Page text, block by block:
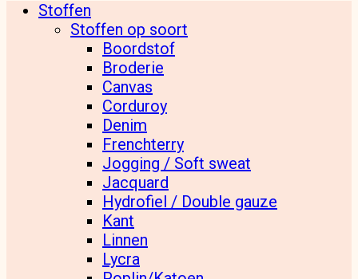
Stoffen
Stoffen op soort
Boordstof
Broderie
Canvas
Corduroy
Denim
Frenchterry
Jogging / Soft sweat
Jacquard
Hydrofiel / Double gauze
Kant
Linnen
Lycra